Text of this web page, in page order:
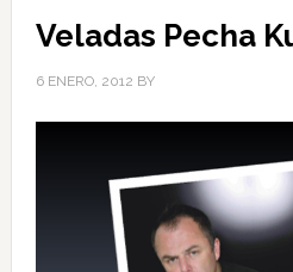
Veladas Pecha
6 ENERO, 2012 BY